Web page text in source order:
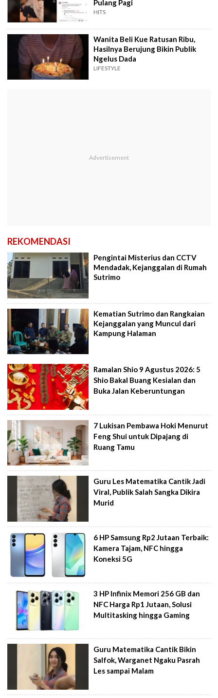
Pulang Pagi
HITS
Wanita Beli Kue Ratusan Ribu,
Hasilnya Berujung Bikin Publik
Ngelus Dada
LIFESTYLE
REKOMENDASI
Pengintai Misterius dan CCTV
Mendadak, Kejanggalan di Rumah
Sutrimo
Kematian Sutrimo dan Rangkaian
Kejanggalan yang Muncul dari
Kampung Halaman
Ramalan Shio 9 Agustus 2026: 5
Shio Bakal Buang Kesialan dan
Buka Jalan Keberuntungan
7 Lukisan Pembawa Hoki Menurut
Feng Shui untuk Dipajang di
Ruang Tamu
Guru Les Matematika Cantik Jadi
Viral, Publik Salah Sangka Dikira
Murid
6 HP Samsung Rp2 Jutaan Terbaik:
Kamera Tajam, NFC hingga
Koneksi 5G
3 HP Infinix Memori 256 GB dan
NFC Harga Rp1 Jutaan, Solusi
Multitasking hingga Gaming
Guru Matematika Cantik Bikin
Salfok, Warganet Ngaku Pasrah
Les sampai Malam